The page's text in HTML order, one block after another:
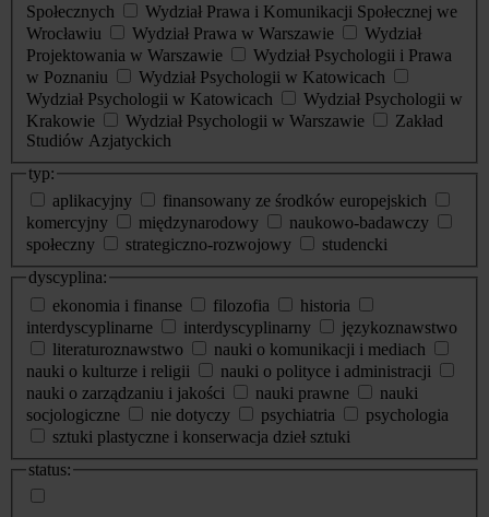
Społecznych
Wydział Prawa i Komunikacji Społecznej we
Wrocławiu
Wydział Prawa w Warszawie
Wydział
Projektowania w Warszawie
Wydział Psychologii i Prawa
w Poznaniu
Wydział Psychologii w Katowicach
Wydział Psychologii w Katowicach
Wydział Psychologii w
Krakowie
Wydział Psychologii w Warszawie
Zakład
Studiów Azjatyckich
typ:
aplikacyjny
finansowany ze środków europejskich
komercyjny
międzynarodowy
naukowo-badawczy
społeczny
strategiczno-rozwojowy
studencki
dyscyplina:
ekonomia i finanse
filozofia
historia
interdyscyplinarne
interdyscyplinarny
językoznawstwo
literaturoznawstwo
nauki o komunikacji i mediach
nauki o kulturze i religii
nauki o polityce i administracji
nauki o zarządzaniu i jakości
nauki prawne
nauki
socjologiczne
nie dotyczy psychiatria
psychologia
sztuki plastyczne i konserwacja dzieł sztuki
status: